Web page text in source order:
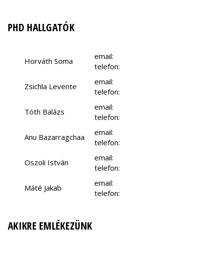
PHD HALLGATÓK
Horváth Soma
email:
telefon:
Zsichla Levente
email:
telefon:
Tóth Balázs
email:
telefon:
Anu Bazarragchaa
email:
telefon:
Oszoli István
email:
telefon:
Máté Jakab
email:
telefon:
AKIKRE EMLÉKEZÜNK